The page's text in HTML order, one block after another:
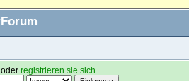
oderregistrieren sie sich